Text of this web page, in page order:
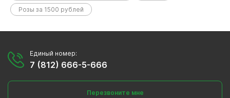
Розы за 1500 рублей
Единый номер:
7 (812) 666-5-666
Перезвоните мне